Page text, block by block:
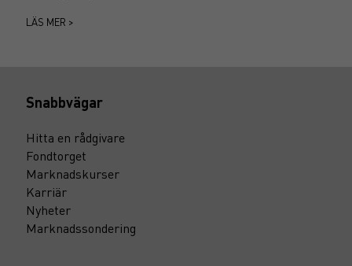
LÄS MER >
Snabbvägar
Hitta en rådgivare
Fondtorget
Marknadskurser
Karriär
Nyheter
Marknadssondering